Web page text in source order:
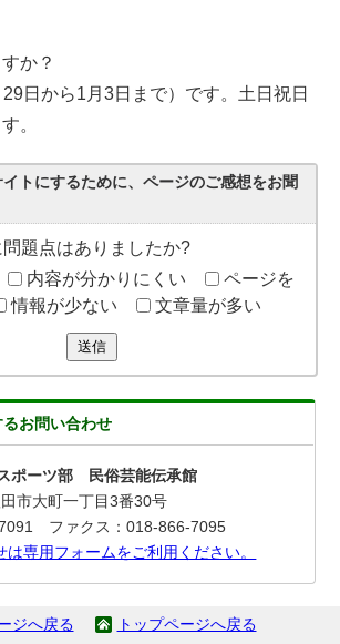
か？
日から1月3日まで）です。土日祝日
。
トにするために、ページのご感想をお聞
題点はありましたか?
内容が分かりにくい
ページを
情報が少ない 文章量が多い
送信
お問い合わせ
ポーツ部 民俗芸能伝承館
市大町一丁目3番30号
ファクス：018-866-7095
は専用フォームをご利用ください。
ジへ戻る トップページへ戻る